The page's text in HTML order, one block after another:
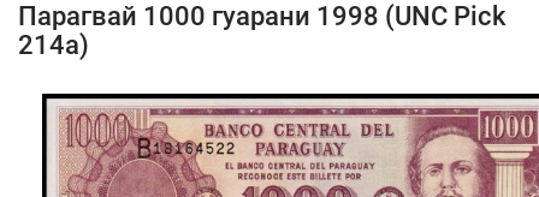
Парагвай 1000 гуарани 1998 (UNC Pick
214a)